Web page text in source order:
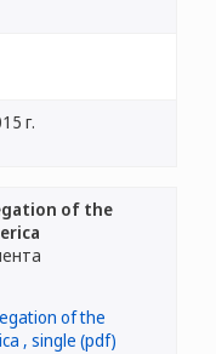
г.
of the